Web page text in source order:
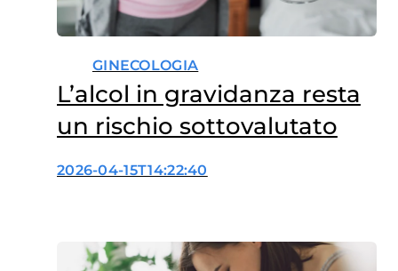
GINECOLOGIA
L’alcol in gravidanza resta
un rischio sottovalutato
2026-04-15T14:22:40